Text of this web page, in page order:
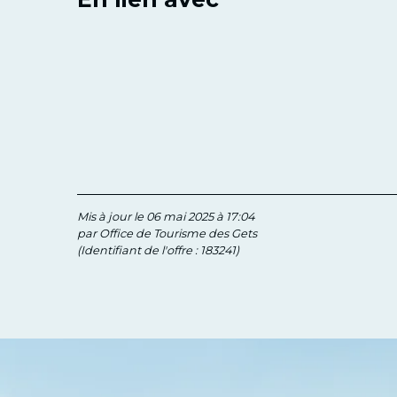
Mis à jour le 06 mai 2025 à 17:04
par Office de Tourisme des Gets
(Identifiant de l'offre : 183241)